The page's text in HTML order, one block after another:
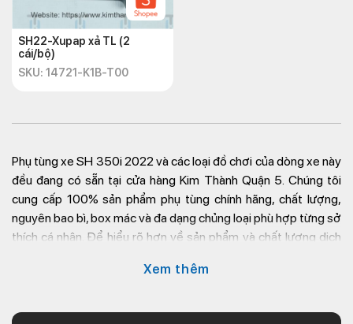
SH22-Xupap xả TL (2
cái/bộ)
SKU: 14721-K1B-T00
Phụ tùng xe SH 350i 2022 và các loại đồ chơi của dòng xe này
đều đang có sẵn tại cửa hàng Kim Thành Quận 5. Chúng tôi
cung cấp 100% sản phẩm phụ tùng chính hãng, chất lượng,
nguyên bao bì, box mác và đa dạng chủng loại phù hợp từng sở
thích cá nhân. Để hiểu rõ hơn về sản phẩm và chất lượng dịch
Vì sao nên thay đổi phụ tùng SH
Xem thêm